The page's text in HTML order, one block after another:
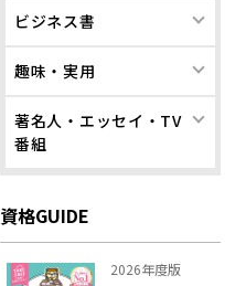
ビジネス書
趣味・実用
著名人・エッセイ・TV
番組
資格GUIDE
2026年度版